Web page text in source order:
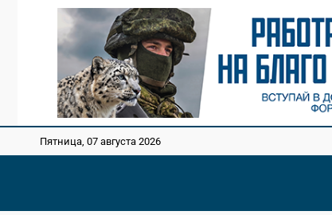
Пятница, 07 августа 2026